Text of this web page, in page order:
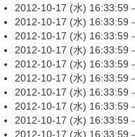
2012-10-17 (水) 16:33:59 -
2012-10-17 (水) 16:33:59 -
2012-10-17 (水) 16:33:59 -
2012-10-17 (水) 16:33:59 -
2012-10-17 (水) 16:33:59 -
2012-10-17 (水) 16:33:59 -
2012-10-17 (水) 16:33:59 -
2012-10-17 (水) 16:33:59 -
2012-10-17 (水) 16:33:59 -
2012-10-17 (水) 16:33:59 -